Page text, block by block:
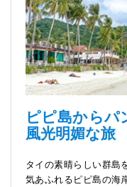
ピピ島からパ
風光明媚な旅
タイの素晴らしい群島
気あふれるピピ島の海